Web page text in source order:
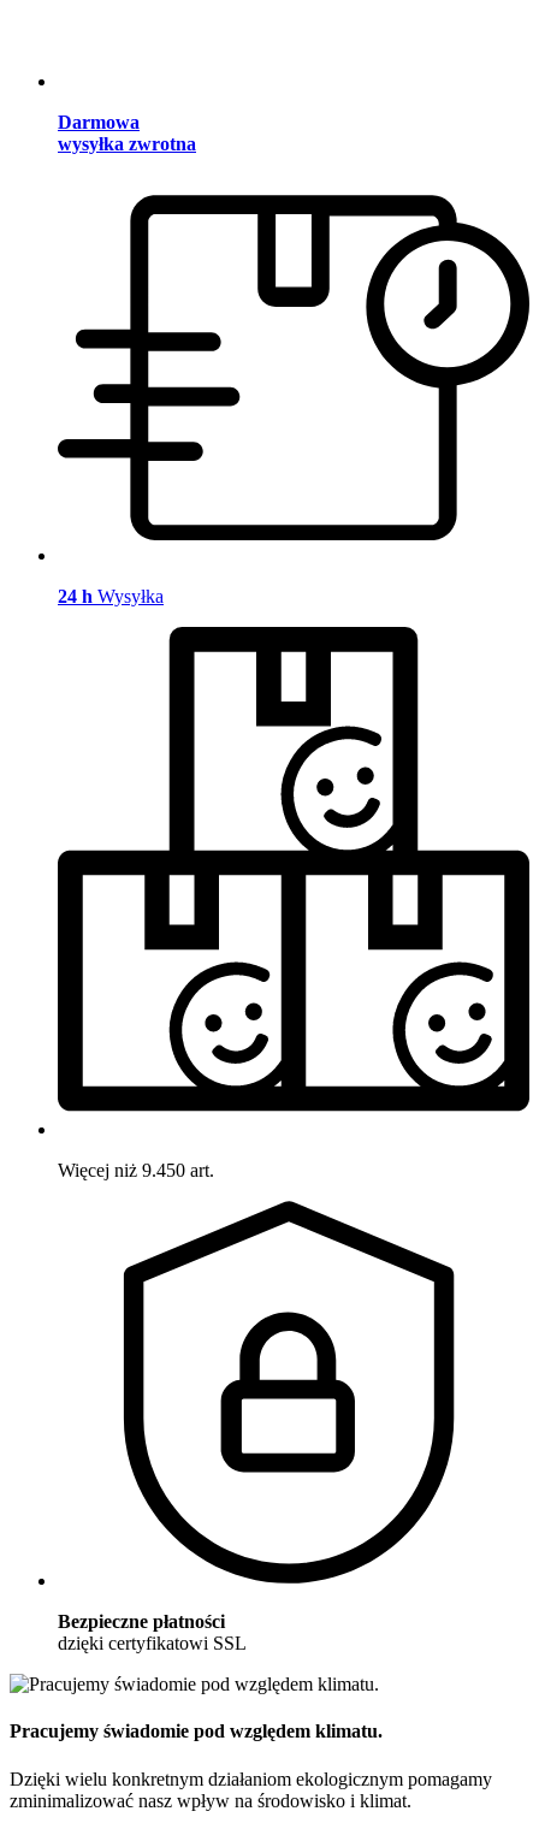
Darmowa
wysyłka zwrotna
24 h Wysyłka
Więcej niż 9.450 art.
Bezpieczne płatności
dzięki certyfikatowi SSL
Pracujemy świadomie pod względem klimatu.
Dzięki wielu konkretnym działaniom ekologicznym pomagamy
zminimalizować nasz wpływ na środowisko i klimat.